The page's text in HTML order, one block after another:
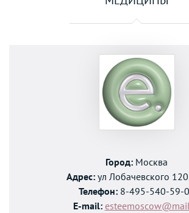
Город: Москва
Адрес: ул Лобачевского
Телефон:8-495-540-59-
E-mail: